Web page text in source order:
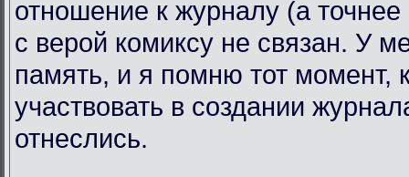
отношение к журналу (а точнее
с верой комиксу не связан. У
память, и я помню тот момент,
участвовать в создании
отнеслись.